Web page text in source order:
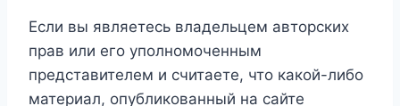
Если вы являетесь владельцем авторских
прав или его уполномоченным
представителем и считаете, что какой-либо
материал, опубликованный на сайте